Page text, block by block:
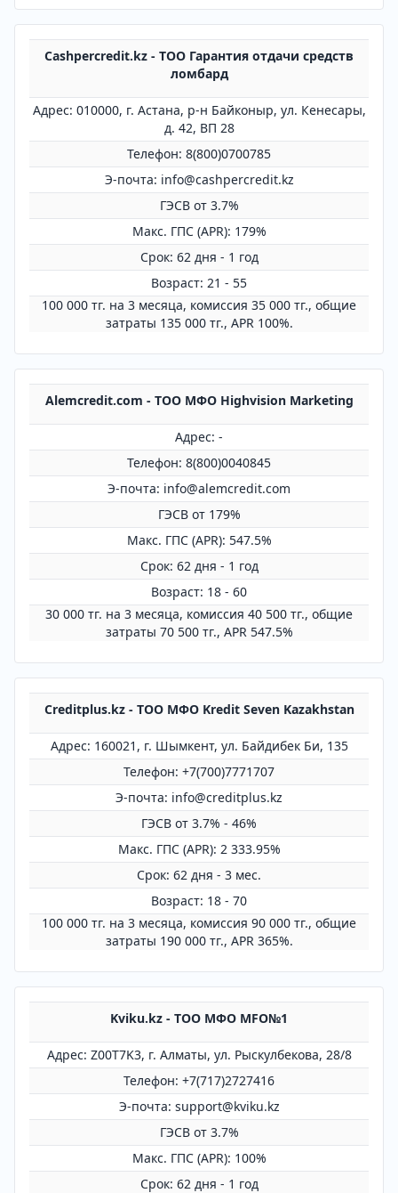
Cashpercredit.kz - ТОО Гарантия oтдачи средств
ломбард
Адрес: 010000, г. Астана, р-н Байконыр, ул. Кенесары,
д. 42, ВП 28
Телефон: 8(800)0700785
Э-почта: info@cashpercredit.kz
ГЭСВ от 3.7%
Mакс. ГПС (APR): 179%
Срок: 62 дня - 1 год
Возраст: 21 - 55
100 000 тг. на 3 месяца, комиссия 35 000 тг., общие
затраты 135 000 тг., APR 100%.
Alemcredit.com - ТОО МФО Highvision Marketing
Адрес: -
Телефон: 8(800)0040845
Э-почта: info@alemcredit.com
ГЭСВ от 179%
Mакс. ГПС (APR): 547.5%
Срок: 62 дня - 1 год
Возраст: 18 - 60
30 000 тг. на 3 месяца, комиссия 40 500 тг., общие
затраты 70 500 тг., APR 547.5%
Creditplus.kz - ТОО МФО Kredit Seven Kazakhstan
Адрес: 160021, г. Шымкент, ул. Байдибек Би, 135
Телефон: +7(700)7771707
Э-почта: info@creditplus.kz
ГЭСВ от 3.7% - 46%
Mакс. ГПС (APR): 2 333.95%
Срок: 62 дня - 3 мес.
Возраст: 18 - 70
100 000 тг. на 3 месяца, комиссия 90 000 тг., общие
затраты 190 000 тг., APR 365%.
Kviku.kz - ТОО МФО MFO№1
Адрес: Z00T7K3, г. Алматы, ул. Рыскулбекова, 28/8
Телефон: +7(717)2727416
Э-почта: support@kviku.kz
ГЭСВ от 3.7%
Mакс. ГПС (APR): 100%
Срок: 62 дня - 1 год